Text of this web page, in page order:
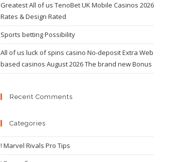
Greatest All of us TenoBet UK Mobile Casinos 2026
Rates & Design Rated
Sports betting Possibility
All of us luck of spins casino No-deposit Extra Web
based casinos August 2026 The brand new Bonus
Recent Comments
Categories
! Marvel Rivals Pro Tips